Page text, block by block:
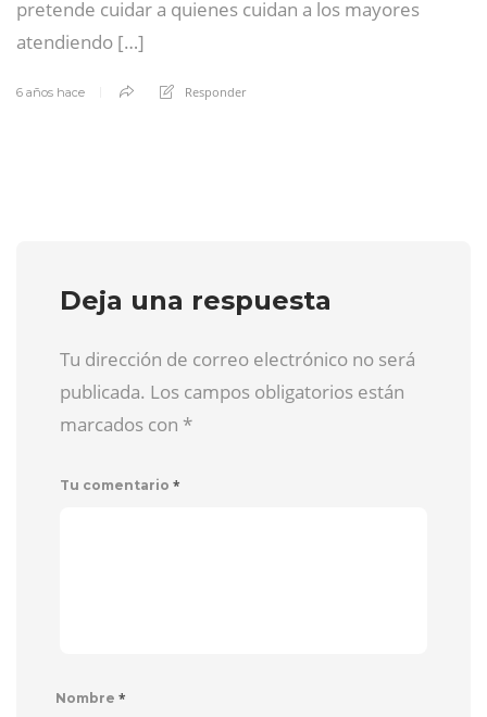
pretende cuidar a quienes cuidan a los mayores
atendiendo […]
6 años hace Responder
Deja una respuesta
Tu dirección de correo electrónico no será
publicada. Los campos obligatorios están
marcados con *
Tu comentario *
Nombre *